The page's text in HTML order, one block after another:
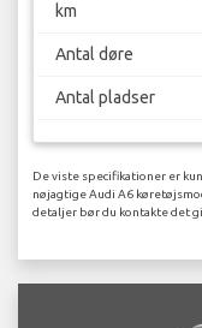
km
Antal døre
Antal pladser
De viste specifikationer er
nøjagtige Audi A6
detaljer bør du kontakte det